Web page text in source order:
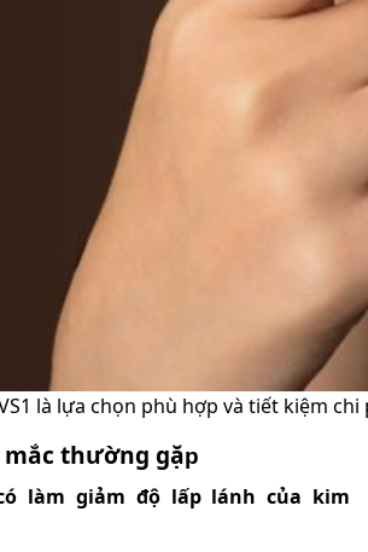
là lựa chọn phù hợp và tiết kiệm
thường gặp
làm giảm độ lấp lánh của kim